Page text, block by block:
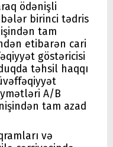
ödənişli
birinci tədris
tam
etibarən cari
göstəricisi
təhsil haqqı
A/B
tam azad
və